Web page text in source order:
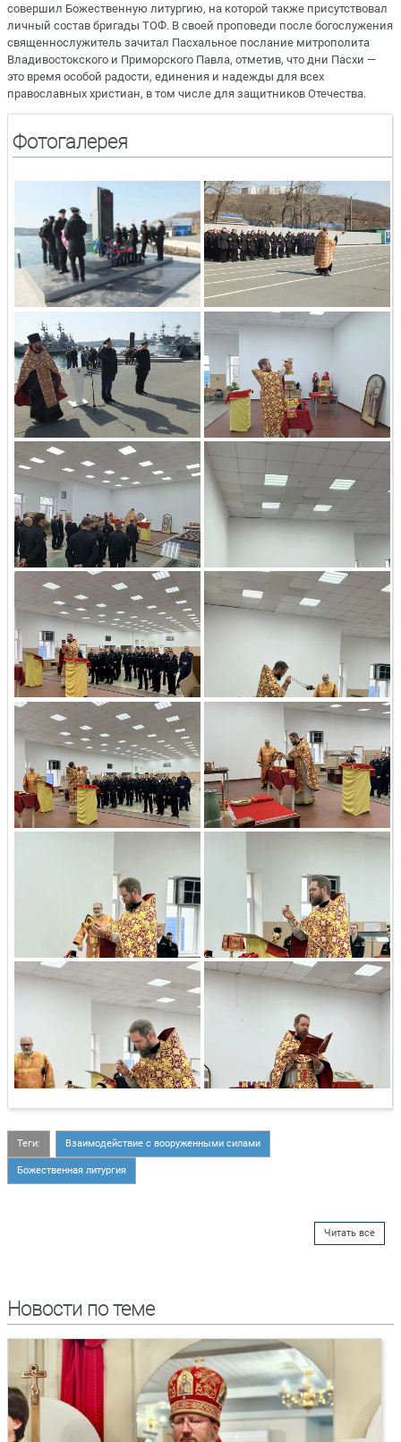
совершил Божественную литургию, на которой также присутствовал
личный состав бригады ТОФ. В своей проповеди после богослужения
священнослужитель зачитал Пасхальное послание митрополита
Владивостокского и Приморского Павла, отметив, что дни Пасхи —
это время особой радости, единения и надежды для всех
православных христиан, в том числе для защитников Отечества.
Фотогалерея
Теги: Взаимодействие с вооруженными силами
Божественная литургия
Читать все
Новости по теме